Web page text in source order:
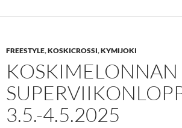
FREESTYLE,KOSKICROSSI,KYMIJOKI
KOSKIMELONNAN
3.5.-4.5.2025